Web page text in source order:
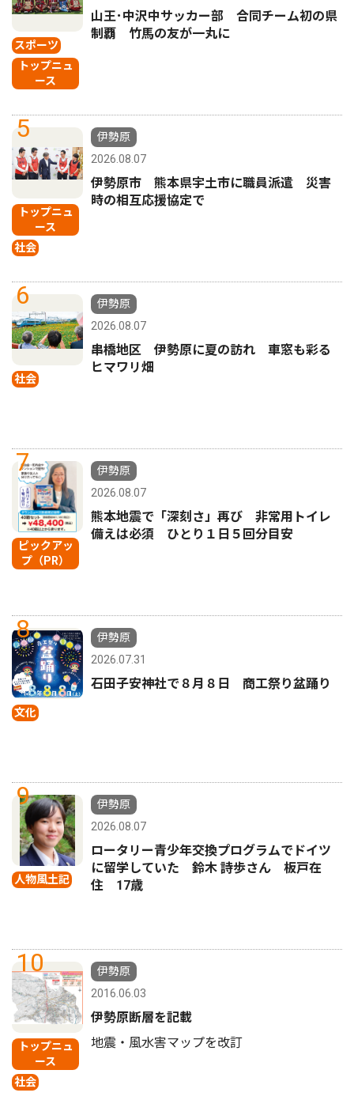
スポーツ
トップニュ
ース
山王･中沢中サッカー部 合同チーム初の県
制覇 竹馬の友が一丸に
5
トップニュ
ース
社会
伊勢原
2026.08.07
伊勢原市 熊本県宇土市に職員派遣 災害
時の相互応援協定で
6
社会
伊勢原
2026.08.07
串橋地区 伊勢原に夏の訪れ 車窓も彩る
ヒマワリ畑
7
ピックアッ
プ（PR）
伊勢原
2026.08.07
熊本地震で「深刻さ」再び 非常用トイレ
備えは必須 ひとり１日５回分目安
8
文化
伊勢原
2026.07.31
石田子安神社で８月８日 商工祭り盆踊り
9
人物風土記
伊勢原
2026.08.07
ロータリー青少年交換プログラムでドイツ
に留学していた 鈴木 詩歩さん 板戸在
住 17歳
10
トップニュ
ース
社会
伊勢原
2016.06.03
伊勢原断層を記載
地震・風水害マップを改訂